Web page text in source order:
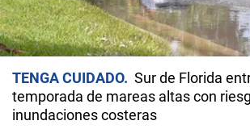
TENGA CUIDADO
Sur de Florida
temporada de mareas altas con
inundaciones costeras